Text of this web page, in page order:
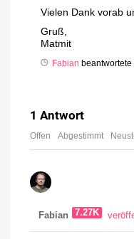
Vielen Dank vorab
Gruß,
Matmit
Fabian beantwortete
1 Antwort
Offen Abgestimmt
Fabian 7.27K